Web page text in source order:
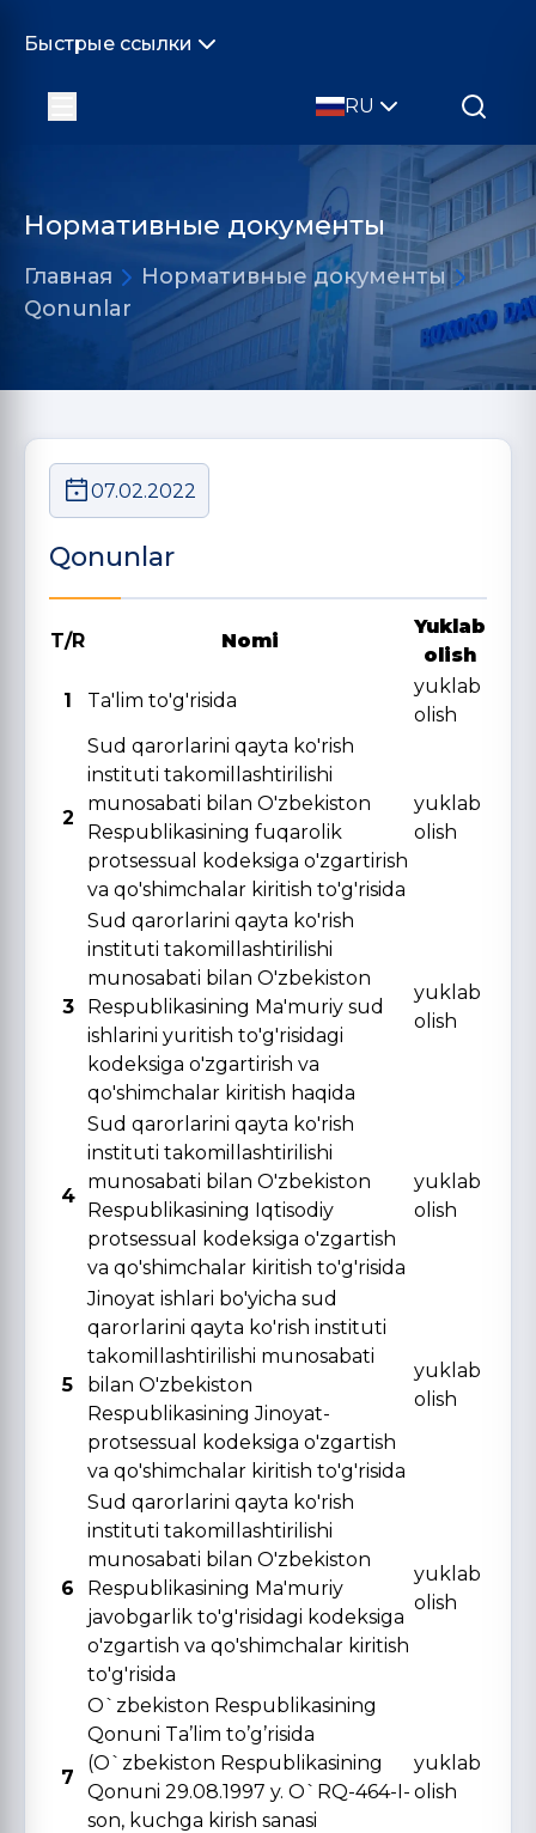
Быстрые ссылки
RU
Нормативные документы
Главная
Нормативные документы
Qonunlar
07.02.2022
Qonunlar
T/R Nomi
Yuklab
olish
1
Ta'lim to'g'risida
yuklab
olish
2
Sud qarorlarini qayta ko'rish
instituti takomillashtirilishi
munosabati bilan O'zbekiston
Respublikasining fuqarolik
protsessual kodeksiga o'zgartirish
va qo'shimchalar kiritish to'g'risida
yuklab
olish
3
Sud qarorlarini qayta ko'rish
instituti takomillashtirilishi
munosabati bilan O'zbekiston
Respublikasining Ma'muriy sud
ishlarini yuritish to'g'risidagi
kodeksiga o'zgartirish va
qo'shimchalar kiritish haqida
yuklab
olish
4
Sud qarorlarini qayta ko'rish
instituti takomillashtirilishi
munosabati bilan O'zbekiston
Respublikasining Iqtisodiy
protsessual kodeksiga o'zgartish
va qo'shimchalar kiritish to'g'risida
yuklab
olish
5
Jinoyat ishlari bo'yicha sud
qarorlarini qayta ko'rish instituti
takomillashtirilishi munosabati
bilan O'zbekiston
Respublikasining Jinoyat-
protsessual kodeksiga o'zgartish
va qo'shimchalar kiritish to'g'risida
yuklab
olish
6
Sud qarorlarini qayta ko'rish
instituti takomillashtirilishi
munosabati bilan O'zbekiston
Respublikasining Ma'muriy
javobgarlik to'g'risidagi kodeksiga
o'zgartish va qo'shimchalar kiritish
to'g'risida
yuklab
olish
7
O`zbekiston Respublikasining
Qonuni Ta’lim to’g’risida
(O`zbekiston Respublikasining
Qonuni 29.08.1997 y. O`RQ-464-I-
son, kuchga kirish sanasi
yuklab
olish